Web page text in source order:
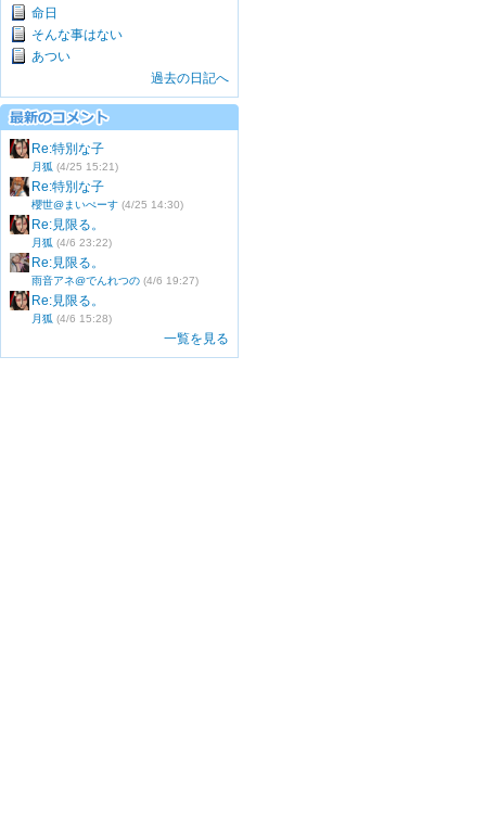
命日
そんな事はない
あつい
過去の日記へ
Re:特別な子
月狐 (4/25 15:21)
Re:特別な子
櫻世@まいぺーす (4/25 14:30)
Re:見限る。
月狐 (4/6 23:22)
Re:見限る。
雨音アネ@でんれつの (4/6 19:27)
Re:見限る。
月狐 (4/6 15:28)
一覧を見る